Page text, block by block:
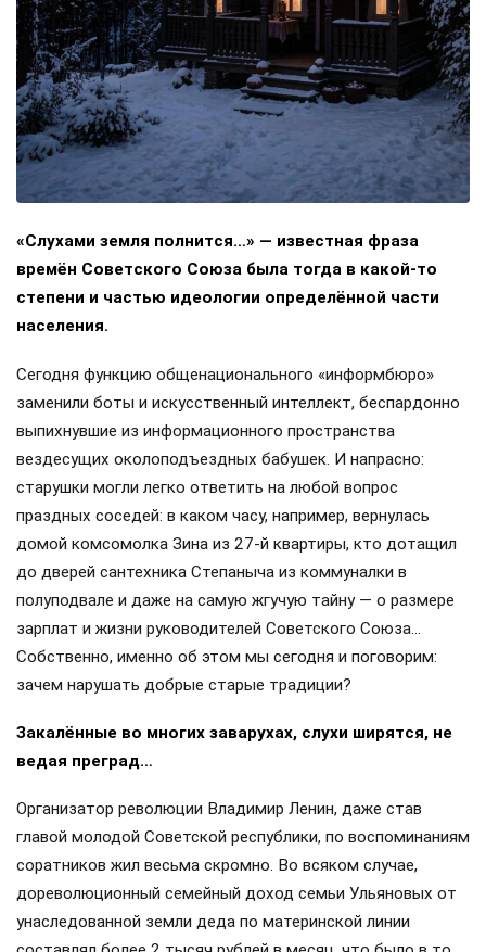
«Слухами земля полнится…» — известная фраза
времён Советского Союза была тогда в какой-то
степени и частью идеологии определённой части
населения.
Сегодня функцию общенационального «информбюро»
заменили боты и искусственный интеллект, беспардонно
выпихнувшие из информационного пространства
вездесущих околоподъездных бабушек. И напрасно:
старушки могли легко ответить на любой вопрос
праздных соседей: в каком часу, например, вернулась
домой комсомолка Зина из 27-й квартиры, кто дотащил
до дверей сантехника Степаныча из коммуналки в
полуподвале и даже на самую жгучую тайну — о размере
зарплат и жизни руководителей Советского Союза…
Собственно, именно об этом мы сегодня и поговорим:
зачем нарушать добрые старые традиции?
Закалённые во многих заварухах, слухи ширятся, не
ведая преград…
Организатор революции Владимир Ленин, даже став
главой молодой Советской республики, по воспоминаниям
соратников жил весьма скромно. Во всяком случае,
дореволюционный семейный доход семьи Ульяновых от
унаследованной земли деда по материнской линии